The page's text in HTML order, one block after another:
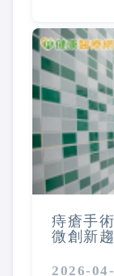
痔瘡手
微創新
2026-